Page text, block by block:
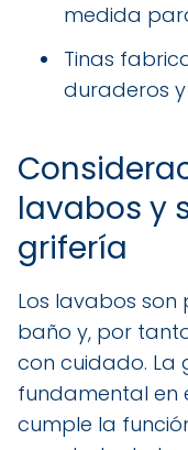
medida
Tinas
duraderos
lavabos y
grifería
Los lavabos
baño y, por
con cuidado. La
fundamental en
cumple la